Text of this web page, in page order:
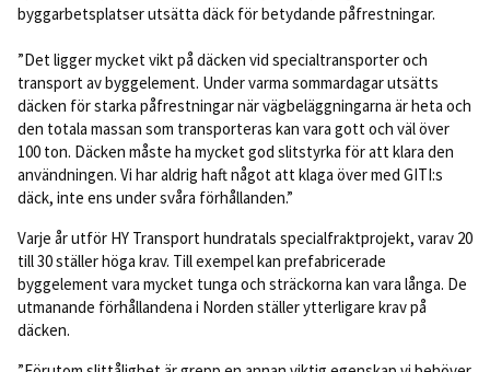
byggarbetsplatser utsätta däck för betydande påfrestningar.
”Det ligger mycket vikt på däcken vid specialtransporter och
transport av byggelement. Under varma sommardagar utsätts
däcken för starka påfrestningar när vägbeläggningarna är heta och
den totala massan som transporteras kan vara gott och väl över
100 ton. Däcken måste ha mycket god slitstyrka för att klara den
användningen. Vi har aldrig haft något att klaga över med GITI:s
däck, inte ens under svåra förhållanden.”
Varje år utför HY Transport hundratals specialfraktprojekt, varav 20
till 30 ställer höga krav. Till exempel kan prefabricerade
byggelement vara mycket tunga och sträckorna kan vara långa. De
utmanande förhållandena i Norden ställer ytterligare krav på
däcken.